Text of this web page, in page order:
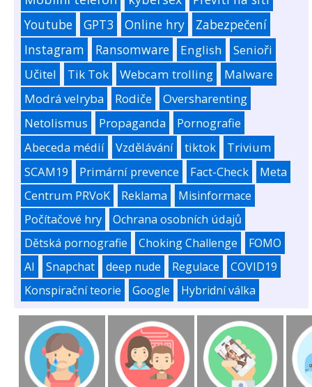
Youtube
GPT3 Online hry
Zabezpečení
Instagram
Ransomware English
Senioři
Učitel
Tik Tok Webcam trolling
Malware
Modrá velryba
Rodiče
Oversharenting
Netolismus
Propaganda
Pornografie
Abeceda médií
Vzdělávání tiktok
Trivium
SCAM19
Primární prevence Fact-Check
Meta
Centrum PRVoK
Reklama
Misinformace
Počítačové hry
Ochrana osobních údajů
Dětská pornografie
Choking Challenge
FOMO
AI
Snapchat deep nude Regulace
COVID19
Konspirační teorie
Google Hybridní válka